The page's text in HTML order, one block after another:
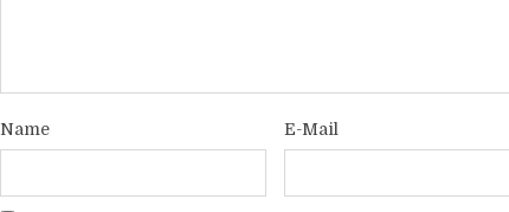
Name E-Mail